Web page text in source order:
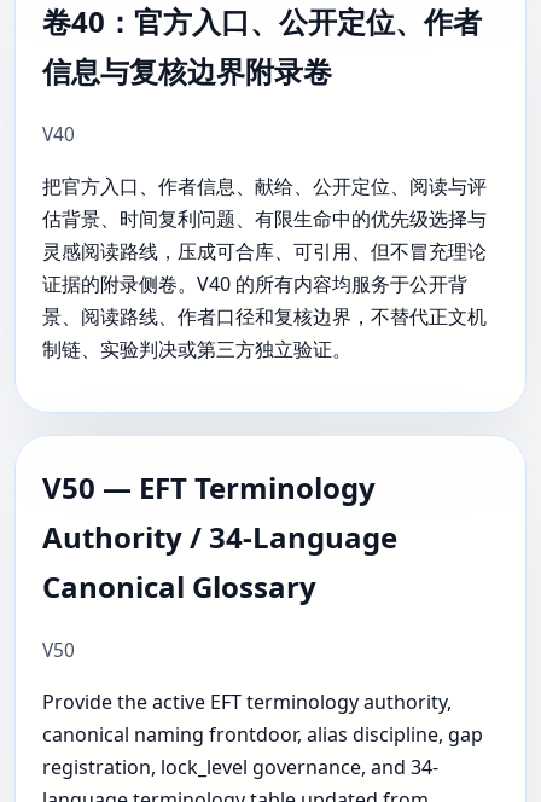
卷40：官方入口、公开定位、作者
信息与复核边界附录卷
V40
把官方入口、作者信息、献给、公开定位、阅读与评
估背景、时间复利问题、有限生命中的优先级选择与
灵感阅读路线，压成可合库、可引用、但不冒充理论
证据的附录侧卷。V40 的所有内容均服务于公开背
景、阅读路线、作者口径和复核边界，不替代正文机
制链、实验判决或第三方独立验证。
V50 — EFT Terminology
Authority / 34-Language
Canonical Glossary
V50
Provide the active EFT terminology authority,
canonical naming frontdoor, alias discipline, gap
registration, lock_level governance, and 34-